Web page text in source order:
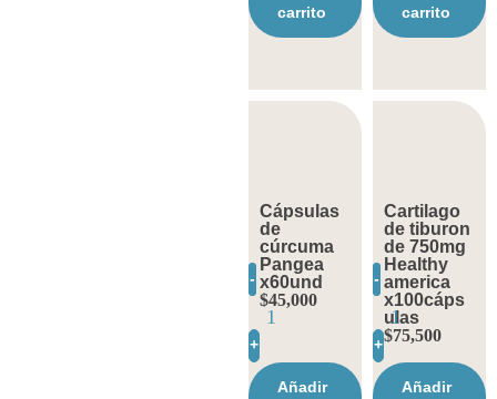
carrito
carrito
Cápsulas
de
cúrcuma
Pangea
x60und
$45,000
-
+
Añadir
Cartilago
de tiburon
de 750mg
Healthy
america
x100cáps
ulas
$75,500
-
+
Añadir